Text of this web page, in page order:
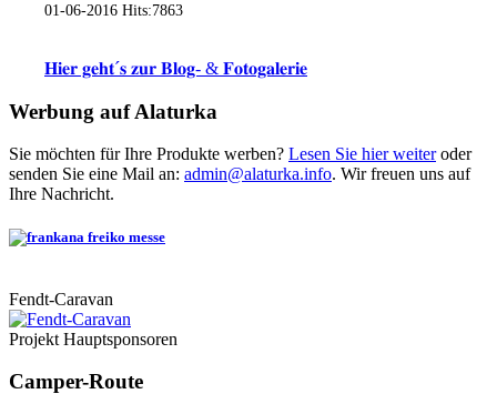
01-06-2016 Hits:7863
𝐇𝐢𝐞𝐫 𝐠𝐞𝐡𝐭´𝐬 𝐳𝐮𝐫 𝐁𝐥𝐨𝐠- & 𝐅𝐨𝐭𝐨𝐠𝐚𝐥𝐞𝐫𝐢𝐞
Werbung auf Alaturka
Sie möchten für Ihre Produkte werben? Lesen Sie hier weiteroder
senden Sie eine Mail an: admin@alaturka.info. Wir freuen uns auf
Ihre Nachricht.
Fendt-Caravan
Projekt Hauptsponsoren
Camper-Route